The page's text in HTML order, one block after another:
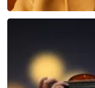
BESTEL NU